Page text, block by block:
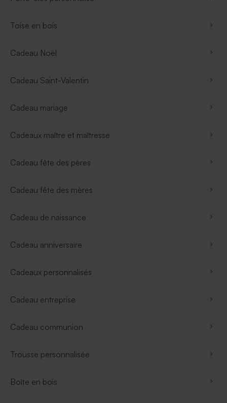
Toise en bois
Cadeau Noël
Cadeau Saint-Valentin
Cadeau mariage
Cadeaux maître et maîtresse
Cadeau fête des pères
Cadeau fête des mères
Cadeau de naissance
Cadeau anniversaire
Cadeaux personnalisés
Cadeau entreprise
Cadeau communion
Trousse personnalisée
Boîte en bois